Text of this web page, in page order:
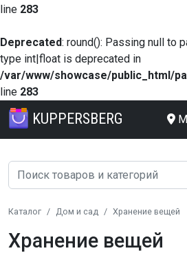
line 283
Deprecated: round(): Passing null to
type int|float is deprecated in
/var/www/showcase/public_html/
line 283
KUPPERSBERG
Каталог Дом и сад Хранение вещей
Хранение вещей